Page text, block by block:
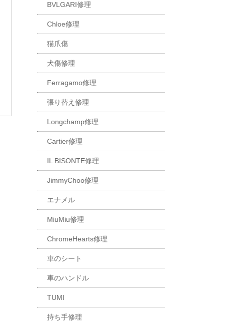
BVLGARI修理
Chloe修理
猫爪傷
犬傷修理
Ferragamo修理
張り替え修理
Longchamp修理
Cartier修理
IL BISONTE修理
JimmyChoo修理
エナメル
MiuMiu修理
ChromeHearts修理
車のシート
車のハンドル
TUMI
持ち手修理